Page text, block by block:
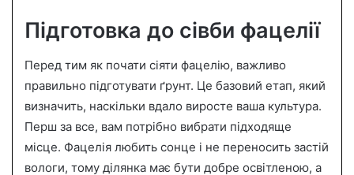
Підготовка до сівби фацелії
Перед тим як почати сіяти фацелію, важливо
правильно підготувати ґрунт. Це базовий етап, який
визначить, наскільки вдало виросте ваша культура.
Перш за все, вам потрібно вибрати підходяще
місце. Фацелія любить сонце і не переносить застій
вологи, тому ділянка має бути добре освітленою, а